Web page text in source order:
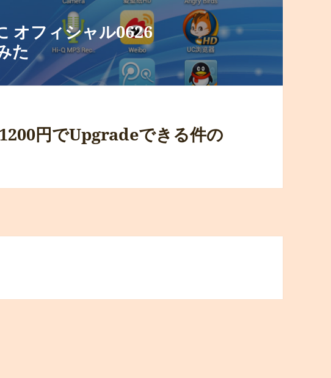
フィシャル0626
た
円でUpgradeできる件の